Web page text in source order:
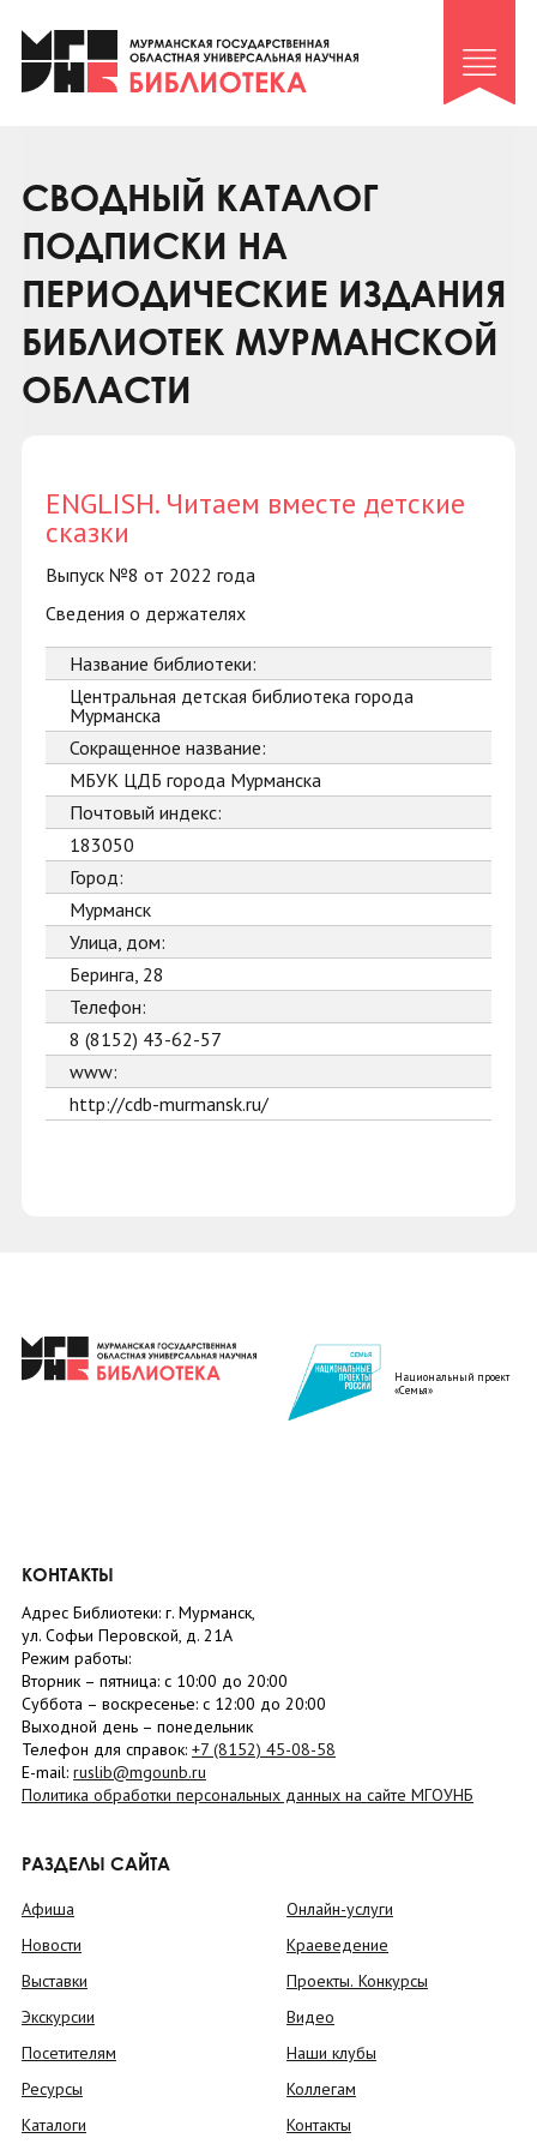
Клуб «Гиря и сельдерей»
Клуб «Семейный архив»
Коллегам
Контакты
СВОДНЫЙ КАТАЛОГ
ПОДПИСКИ НА
ПЕРИОДИЧЕСКИЕ ИЗДАНИЯ
БИБЛИОТЕК МУРМАНСКОЙ
ОБЛАСТИ
ENGLISH. Читаем вместе детские
сказки
Выпуск №8 от 2022 года
Сведения о держателях
Название библиотеки:
Центральная детская библиотека города
Мурманска
Сокращенное название:
МБУК ЦДБ города Мурманска
Почтовый индекс:
183050
Город:
Мурманск
Улица, дом:
Беринга, 28
Телефон:
8 (8152) 43-62-57
www:
http://cdb-murmansk.ru/
Национальный проект
«Семья»
КОНТАКТЫ
Адрес Библиотеки: г. Мурманск,
ул. Софьи Перовской, д. 21А
Режим работы:
Вторник – пятница: с 10:00 до 20:00
Суббота – воскресенье: c 12:00 до 20:00
Выходной день – понедельник
Телефон для справок: +7 (8152) 45-08-58
E-mail: ruslib@mgounb.ru
Политика обработки персональных данных на сайте МГОУНБ
РАЗДЕЛЫ САЙТА
Афиша
Новости
Выставки
Экскурсии
Посетителям
Ресурсы
Каталоги
Онлайн-услуги
Краеведение
Проекты. Конкурсы
Видео
Наши клубы
Коллегам
Контакты